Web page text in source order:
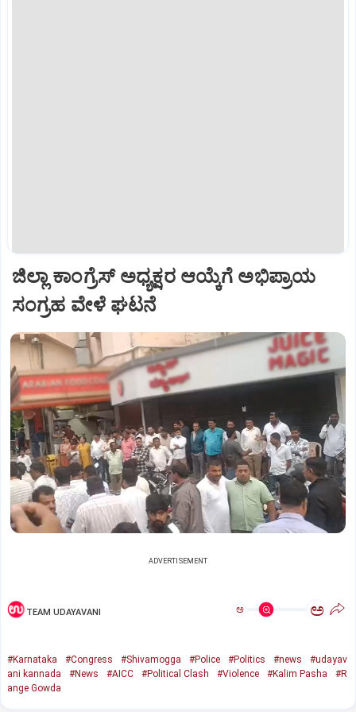
ಜಿಲ್ಲಾ ಕಾಂಗ್ರೆಸ್ ಅಧ್ಯಕ್ಷರ ಆಯ್ಕೆಗೆ ಅಭಿಪ್ರಾಯ
ಸಂಗ್ರಹ ವೇಳೆ ಘಟನೆ
ADVERTISEMENT
TEAM UDAYAVANI ಅ ಅ
#Karnataka #Congress #Shivamogga #Police #Politics #news
#udayav
ani kannada
#News #AICC #Political Clash #Violence #Kalim Pasha
#R
ange Gowda